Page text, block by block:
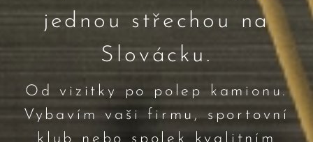
jednou střechou na
Slovácku.
Od vizitky po polep kamionu.
Vybavím vaši firmu, sportovní